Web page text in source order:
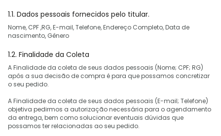
1.1. Dados pessoais fornecidos pelo titular.
Nome, CPF ,RG, E-mail, Telefone, Endereço Completo, Data de
nascimento, Gênero
1.2. Finalidade da Coleta
A Finalidade da coleta de seus dados pessoais (Nome; CPF; RG)
após a sua decisão de compra é para que possamos concretizar
o seu pedido.
A Finalidade da coleta de seus dados pessoais (E-mail; Telefone)
objetiva pedirmos a autorização necessária para o agendamento
da entrega, bem como solucionar eventuais dúvidas que
possamos ter relacionadas ao seu pedido.